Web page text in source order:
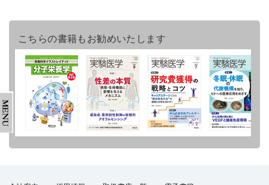
こちらの書籍もお勧めいたします